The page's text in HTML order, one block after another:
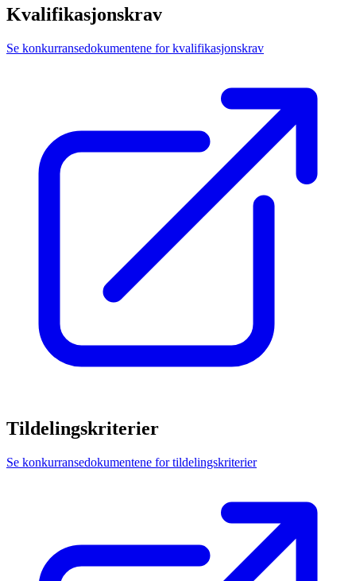
Kvalifikasjonskrav
Se konkurransedokumentene for kvalifikasjonskrav
Tildelingskriterier
Se konkurransedokumentene for tildelingskriterier